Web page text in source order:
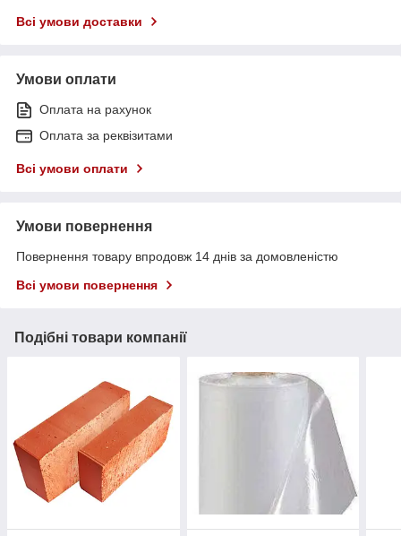
Всі умови доставки
Умови оплати
Оплата на рахунок
Оплата за реквізитами
Всі умови оплати
Умови повернення
Повернення товару впродовж 14 днів за домовленістю
Всі умови повернення
Подібні товари компанії